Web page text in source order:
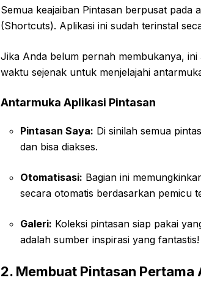
Semua keajaiban Pintasan berpusat pada
(Shortcuts). Aplikasi ini sudah terinstal
Jika Anda belum pernah membukanya,
waktu sejenak untuk menjelajahi
Antarmuka Aplikasi Pintasan
Pintasan Saya: Di sinilah semua
dan bisa diakses.
Otomatisasi: Bagian ini
secara otomatis berdasarkan pemicu
Galeri: Koleksi pintasan siap pakai
adalah sumber inspirasi yang fantastis!
2. Membuat Pintasan Pertama